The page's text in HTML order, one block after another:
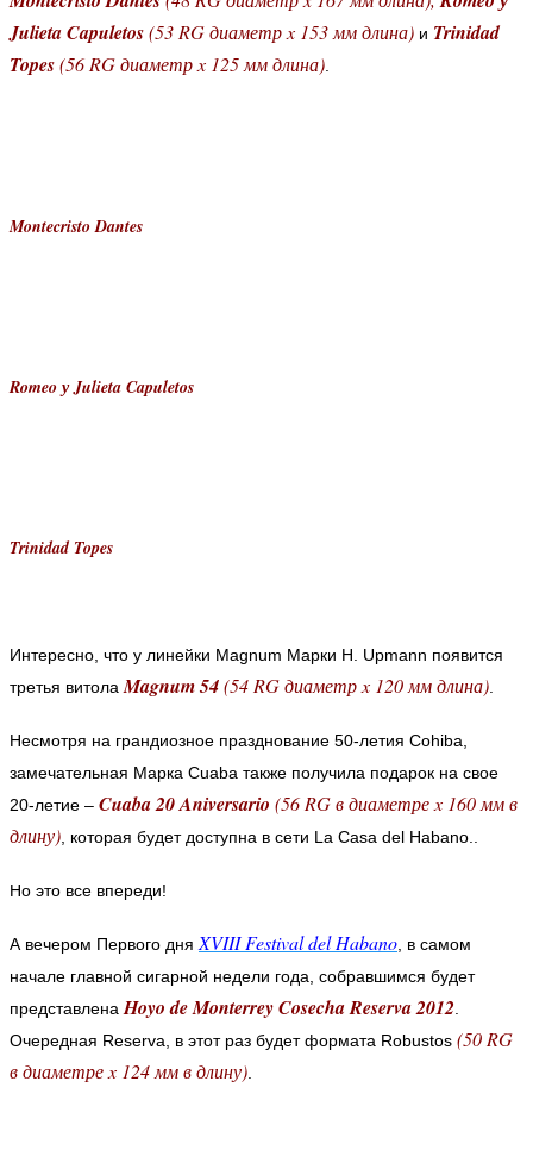
Julieta Capuletos(53 RG диаметр x 153 мм длина) и Trinidad
Topes(56 RG диаметр x 125 мм длина)
Montecristo Dantes
Romeo у Julieta Capuletos
Trinidad Topes
Интересно, что у линейки Magnum Марки H. Upmann появится
третья витола Magnum 54(54 RG диаметр x 120 мм длина)
Несмотря на грандиозное празднование 50-летия Cohiba,
замечательная Марка Cuaba также получила подарок на свое
20-летие – Cuaba 20 Aniversario (56 RG в диаметре x 160 мм в
длину) , которая будет доступна в сети La Casa del Habano..
Но это все впереди!
А вечером Первого дня XVIII Festival del Habano , в самом
начале главной сигарной недели года, собравшимся будет
представлена Hoyo de Monterrey Cosecha Reserva 2012
Очередная Reserva, в этот раз будет формата Robustos (50 RG
в диаметре x 124 мм в длину)